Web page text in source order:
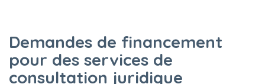
Demandes de financement
pour des services de
consultation juridique